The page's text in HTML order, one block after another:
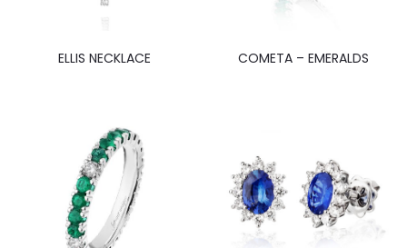
ELLIS NECKLACE COMETA – EMERALDS